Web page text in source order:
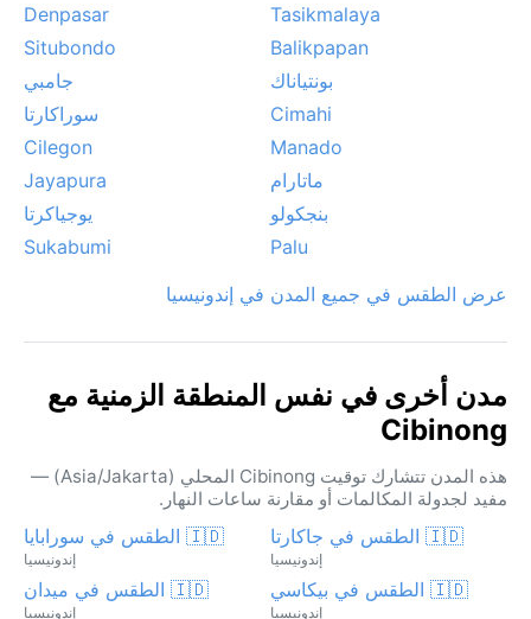
Tasikmalaya
Denpasar
Balikpapan
Situbondo
بونتياناك
جامبي
Cimahi
سوراكارتا
Manado
Cilegon
ماتارام
Jayapura
بنجكولو
يوجياكرتا
Palu
Sukabumi
عرض الطقس في جميع المدن في إندونيسيا
مدن أخرى في نفس المنطقة الزمنية مع
Cibinong
هذه المدن تتشارك توقيت Cibinong المحلي (Asia/Jakarta) —
مفيد لجدولة المكالمات أو مقارنة ساعات النهار.
🇮🇩 الطقس في جاكارتا
إندونيسيا
🇮🇩 الطقس في سورابايا
إندونيسيا
🇮🇩 الطقس في بيكاسي
إندونيسيا
🇮🇩 الطقس في ميدان
إندونيسيا